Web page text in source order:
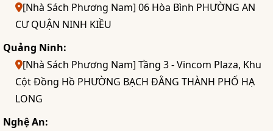
[Nhà Sách Phương Nam] 06 Hòa Bình PHƯỜNG AN
CƯ QUẬN NINH KIỀU
Quảng Ninh:
[Nhà Sách Phương Nam] Tầng 3 - Vincom Plaza, Khu
Cột Đồng Hồ PHƯỜNG BẠCH ĐẰNG THÀNH PHỐ HẠ
LONG
Nghệ An: